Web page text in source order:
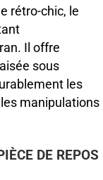
rétro-chic, le
Il offre
sous
les
manipulations
DE REPOS